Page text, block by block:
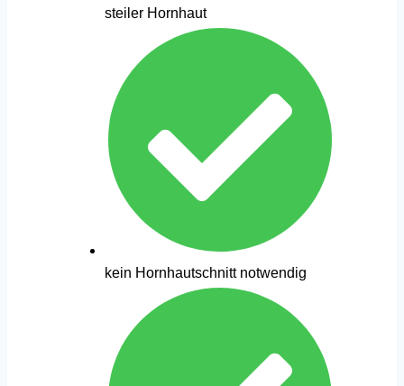
steiler Hornhaut
kein Hornhautschnitt notwendig